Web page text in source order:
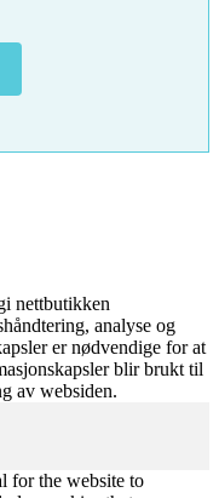
nettbutikken
analyse og
er nødvendige for at
blir brukt til
av websiden.
for the website to